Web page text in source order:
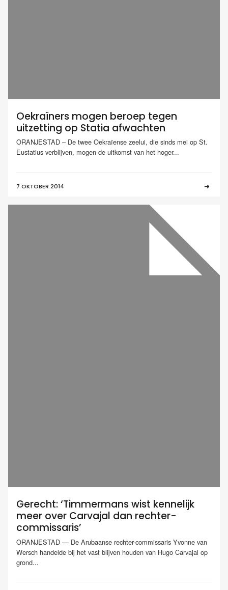
Oekraïners mogen beroep tegen
uitzetting op Statia afwachten
ORANJESTAD – De twee Oekraïense zeelui, die sinds mei op St.
Eustatius verblijven, mogen de uitkomst van het hoger...
7 OKTOBER 2014
Gerecht: ‘Timmermans wist kennelijk
meer over Carvajal dan rechter-
commissaris’
ORANJESTAD — De Arubaanse rechter-commissaris Yvonne van
Wersch handelde bij het vast blijven houden van Hugo Carvajal op
grond...